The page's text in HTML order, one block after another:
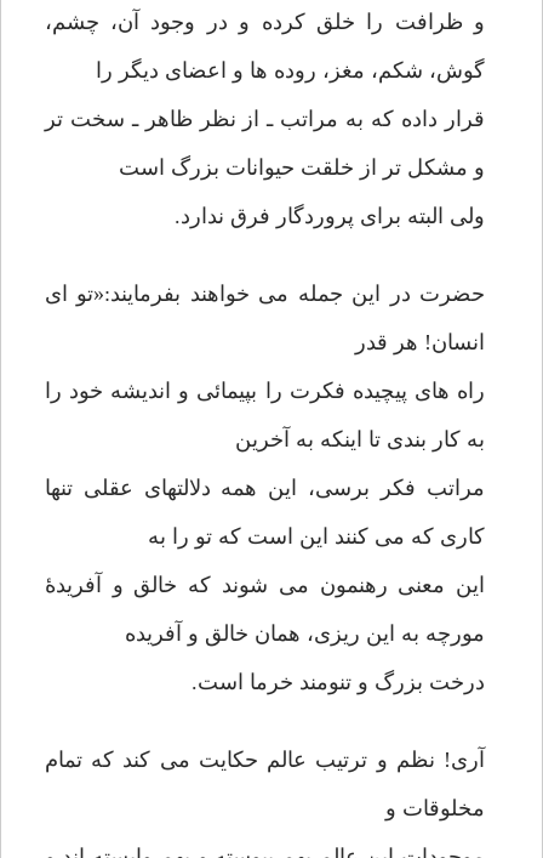
و ظرافت را خلق کرده و در وجود آن، چشم،
گوش، شکم، مغز، روده ها و اعضای دیگر را
قرار داده که به مراتب ـ از نظر ظاهر ـ سخت تر
و مشکل تر از خلقت حیوانات بزرگ است
ولی البته برای پروردگار فرق ندارد.
حضرت در این جمله می خواهند بفرمایند:«تو ای
انسان! هر قدر
راه های پیچیده فکرت را بپیمائی و اندیشه خود را
به کار بندی تا اینکه به آخرین
مراتب فکر برسی، این همه دلالتهای عقلی تنها
کاری که می کنند این است که تو را به
این معنی رهنمون می شوند که خالق و آفریدۀ
مورچه به این ریزی، همان خالق و آفریده
درخت بزرگ و تنومند خرما است.
آری! نظم و ترتیب عالم حکایت می کند که تمام
مخلوقات و